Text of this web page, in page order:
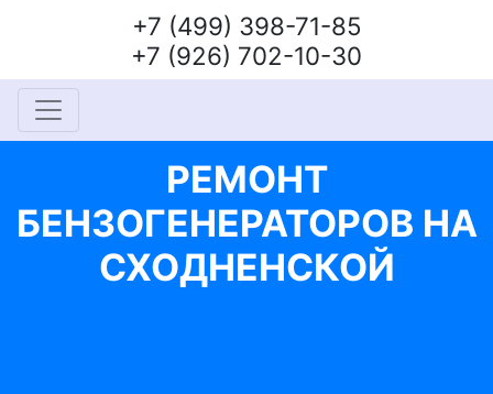
+7 (499) 398-71-85
+7 (926) 702-10-30
РЕМОНТ
БЕНЗОГЕНЕРАТОРОВ НА
СХОДНЕНСКОЙ